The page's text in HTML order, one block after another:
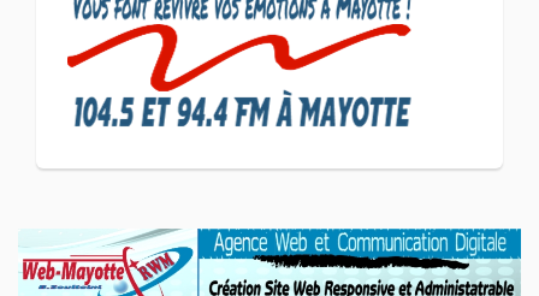
d'un entrepreneuriat
CULTURE ET SOCIÉTÉ
L'association Marovoanio
et Reska NI Kalamu pour la
Langue KIBOSI